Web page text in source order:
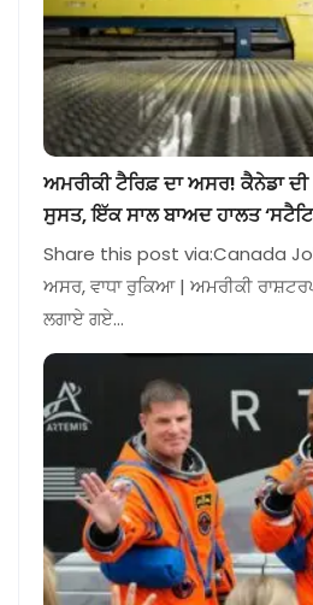
ਅਮਰੀਕੀ ਟੈਰਿਫ਼ ਦਾ ਅਸਰ! ਕੈਨੇਡਾ
ਸੁਸਤ, ਇੱਕ ਸਾਲ ਬਾਅਦ ਹਾਲਤ
Share this post via:Canada
ਅਸਰ, ਵਾਧਾ ਰੁਕਿਆ | ਅਮਰੀਕੀ
ਲਗਾਏ ਗਏ…